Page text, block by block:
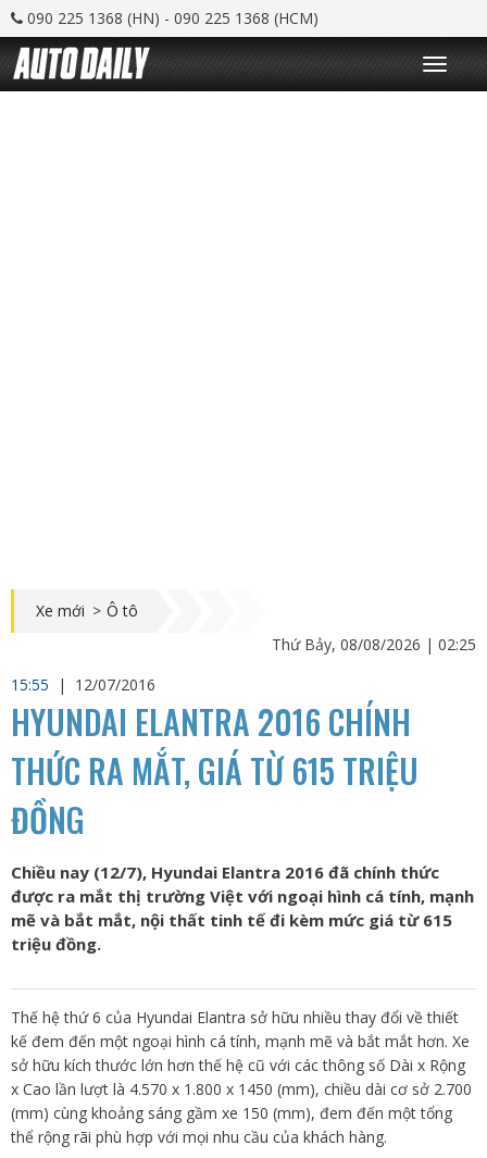
090 225 1368 (HN) - 090 225 1368 (HCM)
T
o
g
Xe mới > Ô tô
Thứ Bảy, 08/08/2026 | 02:25
15:55
| 12/07/2016
HYUNDAI ELANTRA 2016 CHÍNH
THỨC RA MẮT, GIÁ TỪ 615 TRIỆU
ĐỒNG
Chiều nay (12/7), Hyundai Elantra 2016 đã chính thức
được ra mắt thị trường Việt với ngoại hình cá tính, mạnh
mẽ và bắt mắt, nội thất tinh tế đi kèm mức giá từ 615
triệu đồng.
Thế hệ thứ 6 của Hyundai Elantra sở hữu nhiều thay đổi về thiết
kế đem đến một ngoại hình cá tính, mạnh mẽ và bắt mắt hơn. Xe
sở hữu kích thước lớn hơn thế hệ cũ với các thông số Dài x Rộng
x Cao lần lượt là 4.570 x 1.800 x 1450 (mm), chiều dài cơ sở 2.700
(mm) cùng khoảng sáng gầm xe 150 (mm), đem đến một tổng
thể rộng rãi phù hợp với mọi nhu cầu của khách hàng.